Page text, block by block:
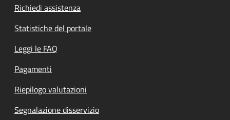
Richiedi assistenza
Statistiche del portale
Leggi le FAQ
Pagamenti
Riepilogo valutazioni
Segnalazione disservizio